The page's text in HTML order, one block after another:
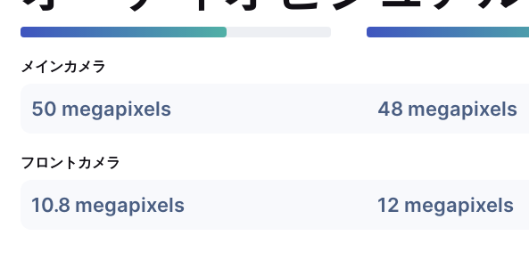
メインカメラ
50 megapixels 48 megapixels
フロントカメラ
10.8 megapixels 12 megapixels